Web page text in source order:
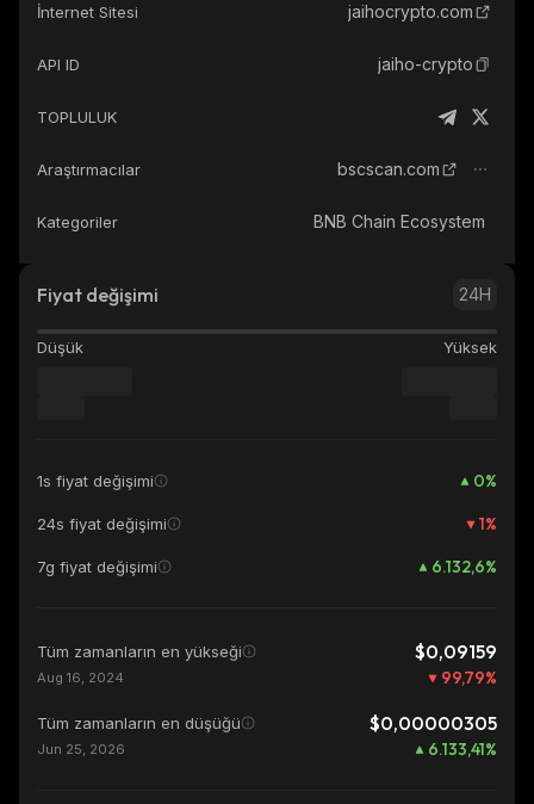
İnternet Sitesi jaihocrypto.com
API ID jaiho-crypto
TOPLULUK
Araştırmacılar bscscan.com
Kategoriler BNB Chain Ecosystem
Fiyat değişimi 24H
Düşük Yüksek
1s fiyat değişimi 0%
24s fiyat değişimi 1%
7g fiyat değişimi 6.132,6%
Tüm zamanların en yükseği $0,09159
Aug 16, 2024 99,79%
Tüm zamanların en düşüğü $0,00000305
Jun 25, 2026 6.133,41%